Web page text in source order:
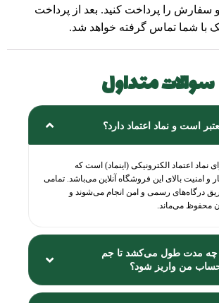
و سفارش را پرداخت کنید. بعد از پرداخت
با شما تماس گرفته خواهد شد.
سوالات متداول
است و نماد اعتماد دارد؟
نماد اعتماد الکترونیکی (اینماد) است که
و امنیت بالای این فروشگاه آنلاین می‌باشد. تمامی
درگاه‌های رسمی و امن انجام می‌شوند و
محفوظ می‌ماند.
چه مدت طول می‌کشد تا جم
من واریز شود؟